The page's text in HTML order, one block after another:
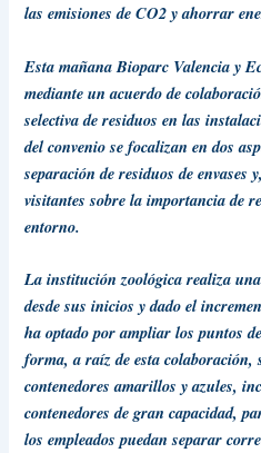
las emisiones de CO2 y ahorrar
Esta mañana Bioparc Valenciay
mediante un acuerdo de
selectiva de residuos en las
del convenio se focalizan en dos
separación de residuos de
visitantes sobre la importancia de
entorno.
La institución zoológica realiza
desde sus inicios y dado el
ha optado por ampliarlos puntos
forma, a raíz de esta colaboración,
contenedores amarillos y azules,
contenedores de gran capacidad,
los empleados puedan separar